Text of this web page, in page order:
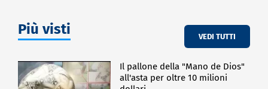
Più visti VEDI TUTTI
Il pallone della "Mano de Dios"
all'asta per oltre 10 milioni